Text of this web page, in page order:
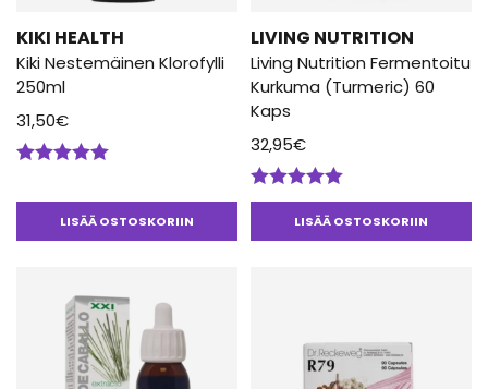
KIKI HEALTH
Kiki Nestemäinen Klorofylli
250ml
31,50€
LISÄÄ OSTOSKORIIN
LIVING NUTRITION
Living Nutrition Fermentoitu
Kurkuma (Turmeric) 60
Kaps
32,95€
Arvostelu
tuotteesta:LISÄÄ OSTOSKORIIN